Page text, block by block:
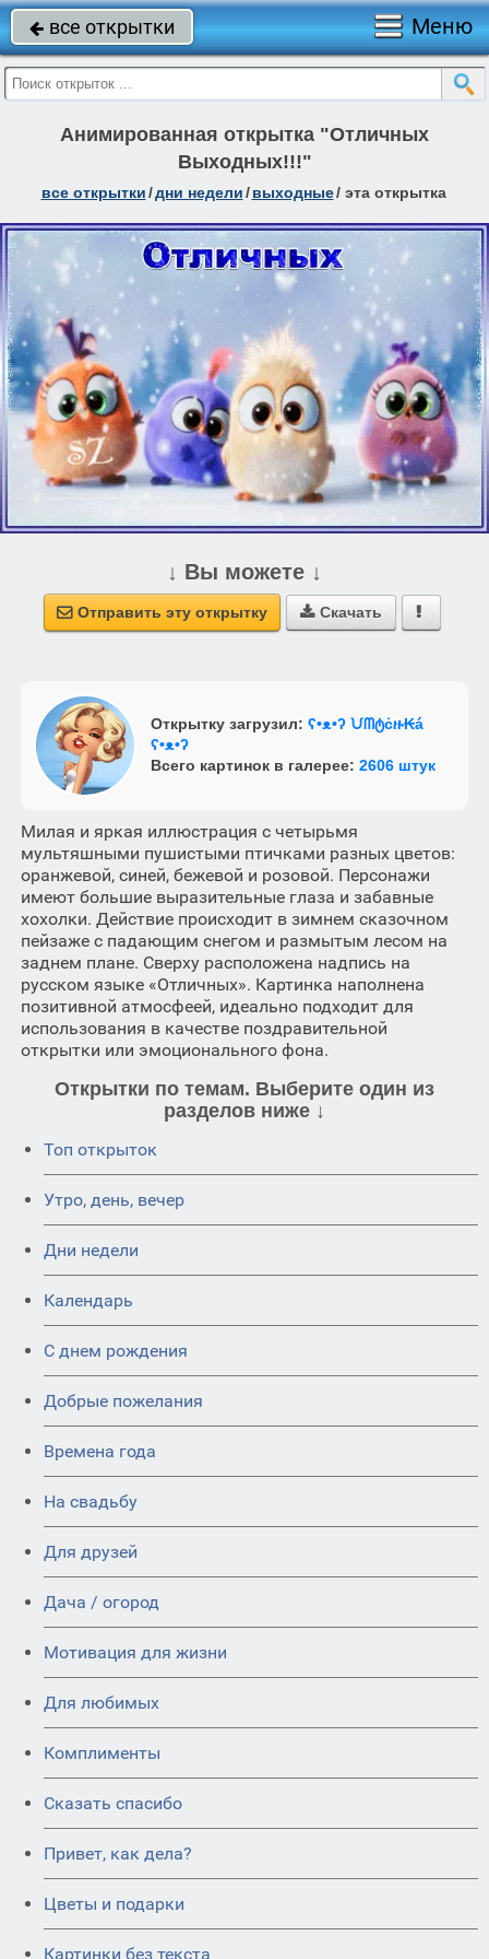
 все открытки Меню
Анимированная открытка "Отличных
Выходных!!!"
все открытки/дни недели/ выходные/ эта открытка
↓ Вы можете ↓
 Отправить эту открытку  Скачать 
Открытку загрузил: ʕ•ᴥ•ʔ ᙀᗰტċዙ₭á
ʕ•ᴥ•ʔ
Всего картинок в галерее: 2606 штук
Милая и яркая иллюстрация с четырьмя
мультяшными пушистыми птичками разных цветов:
оранжевой, синей, бежевой и розовой. Персонажи
имеют большие выразительные глаза и забавные
хохолки. Действие происходит в зимнем сказочном
пейзаже с падающим снегом и размытым лесом на
заднем плане. Сверху расположена надпись на
русском языке «Отличных». Картинка наполнена
позитивной атмосфеей, идеально подходит для
использования в качестве поздравительной
открытки или эмоционального фона.
Открытки по темам. Выберите один из
разделов ниже ↓
Топ открыток
Утро, день, вечер
Дни недели
Календарь
C днем рождения
Добрые пожелания
Времена года
На свадьбу
Для друзей
Дача / огород
Мотивация для жизни
Для любимых
Комплименты
Сказать спасибо
Привет, как дела?
Цветы и подарки
Картинки без текста